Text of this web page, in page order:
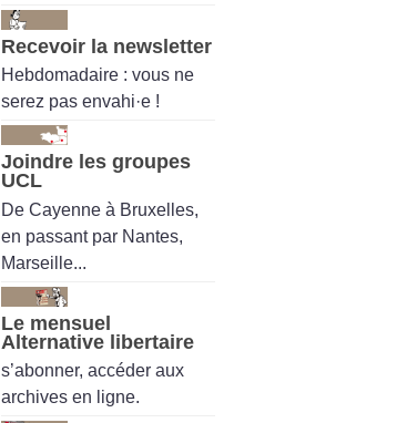
Recevoir la newsletter
Hebdomadaire : vous ne
serez pas envahi·e !
Joindre les groupes
UCL
De Cayenne à Bruxelles,
en passant par Nantes,
Marseille...
Le mensuel
Alternative libertaire
s’abonner, accéder aux
archives en ligne.